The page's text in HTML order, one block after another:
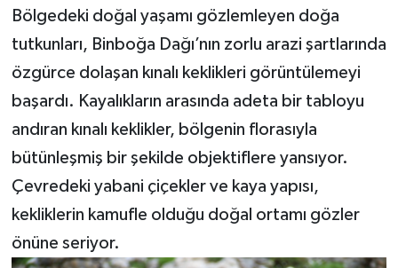
Bölgedeki doğal yaşamı gözlemleyen doğa
tutkunları, Binboğa Dağı’nın zorlu arazi şartlarında
özgürce dolaşan kınalı keklikleri görüntülemeyi
başardı. Kayalıkların arasında adeta bir tabloyu
andıran kınalı keklikler, bölgenin florasıyla
bütünleşmiş bir şekilde objektiflere yansıyor.
Çevredeki yabani çiçekler ve kaya yapısı,
kekliklerin kamufle olduğu doğal ortamı gözler
önüne seriyor.